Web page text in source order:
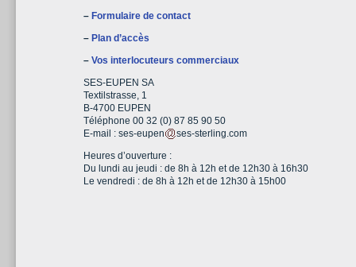
– Formulaire de contact
– Plan d’accès
– Vos interlocuteurs commerciaux
SES-EUPEN SA
Textilstrasse, 1
B-4700 EUPEN
Téléphone 00 32 (0) 87 85 90 50
E-mail : ses-eupen
ses-sterling.com
Heures d’ouverture :
Du lundi au jeudi : de 8h à 12h et de 12h30 à 16h30
Le vendredi : de 8h à 12h et de 12h30 à 15h00